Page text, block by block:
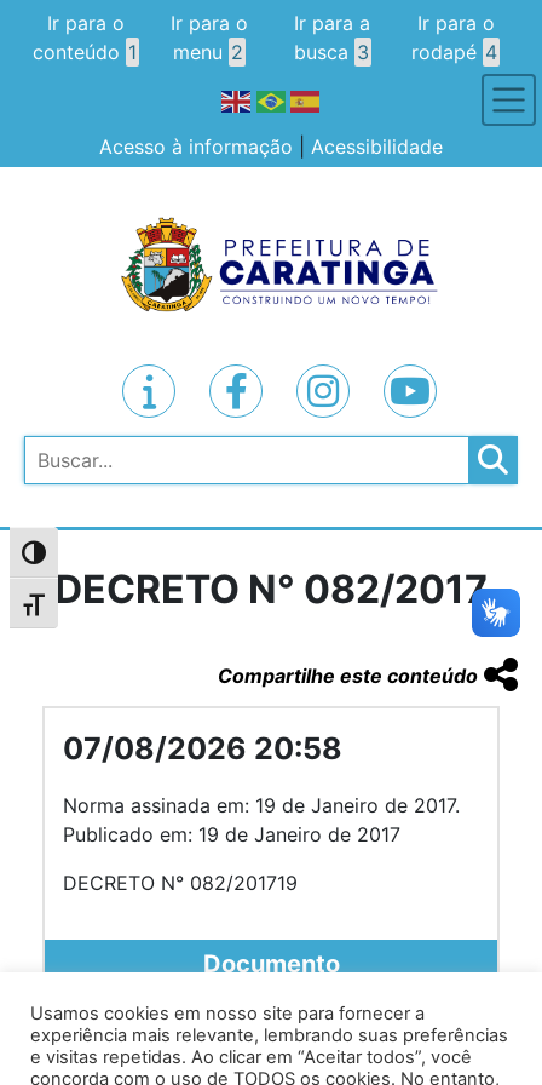
Alternar alto contraste
Alternar tamanho da fonte
Ir para o
conteúdo 1
Ir para o
menu 2
Ir para a
busca 3
Ir para o
rodapé 4
Acesso à informação Acessibilidade
Pesquisar
DECRETO N° 082/2017
Compartilhe este conteúdo
07/08/2026 20:58
Norma assinada em: 19 de Janeiro de 2017.
Publicado em: 19 de Janeiro de 2017
DECRETO N° 082/201719
Documento
Usamos cookies em nosso site para fornecer a
experiência mais relevante, lembrando suas preferências
e visitas repetidas. Ao clicar em “Aceitar todos”, você
concorda com o uso de TODOS os cookies. No entanto,